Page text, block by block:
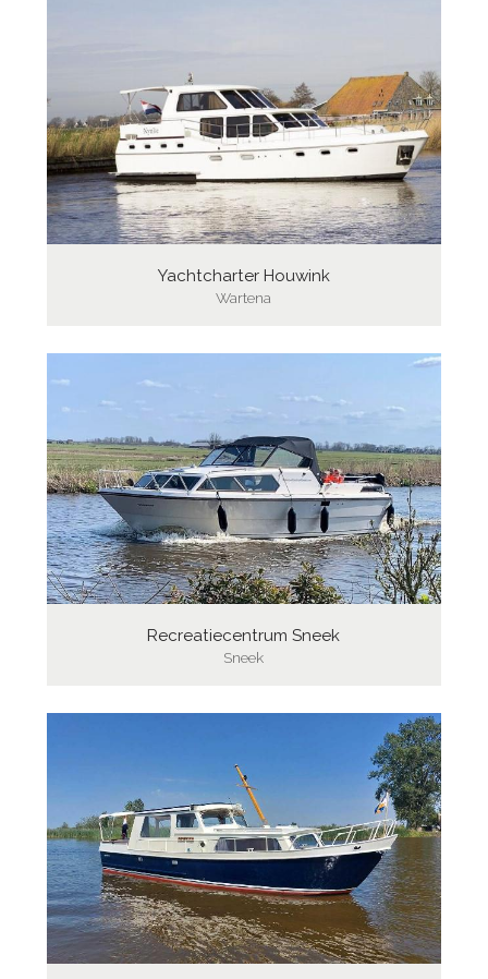
Yachtcharter Houwink
Wartena
Recreatiecentrum Sneek
Sneek